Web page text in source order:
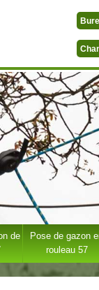
de
Pose de gazon
rouleau 57